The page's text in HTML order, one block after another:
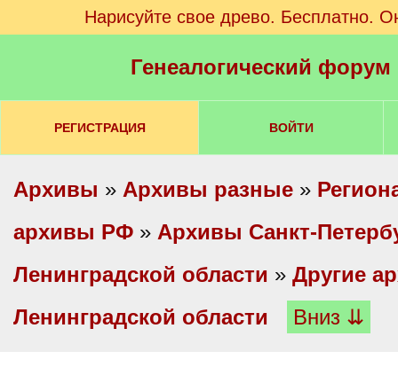
Нарисуйте свое древо. Бесплатно.
Генеалогический
РЕГИСТРАЦИЯ ВОЙТИ
Архивы » Архивы разные »
архивы РФ » Архивы Санкт-
Ленинградской области » Другие
Ленинградской области
Вниз ⇊